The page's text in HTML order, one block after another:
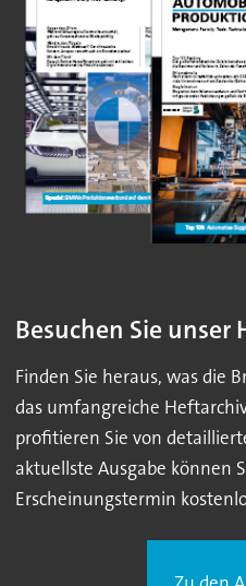
Besuchen Sie unser
Finden Sie heraus, was die
das umfangreiche
profitieren Sie von
aktuellste Ausgabe können
Erscheinungstermin